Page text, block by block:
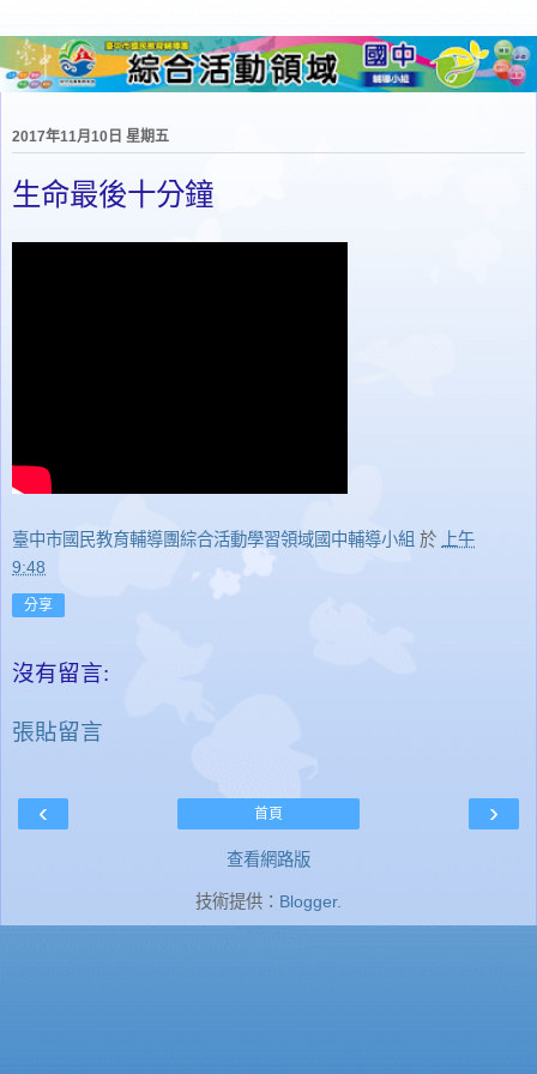
2017年11月10日 星期五
生命最後十分鐘
臺中市國民教育輔導團綜合活動學習領域國中輔導小組 於
上午
9:48
分享
沒有留言:
張貼留言
‹ ›
首頁
查看網路版
技術提供： Blogger.